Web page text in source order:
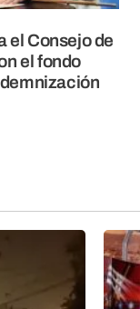
el Consejo de
el fondo